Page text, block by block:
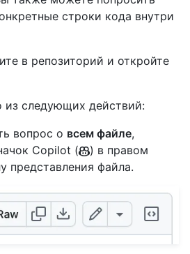
строки кода внутри
в репозиторий и откройте
из следующих действий:
вопрос о всем файле,
Copilot (
) в правом
представления файла.